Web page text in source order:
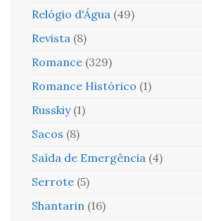
Relógio d'Água (49)
Revista (8)
Romance (329)
Romance Histórico (1)
Russkiy (1)
Sacos (8)
Saída de Emergência (4)
Serrote (5)
Shantarin (16)